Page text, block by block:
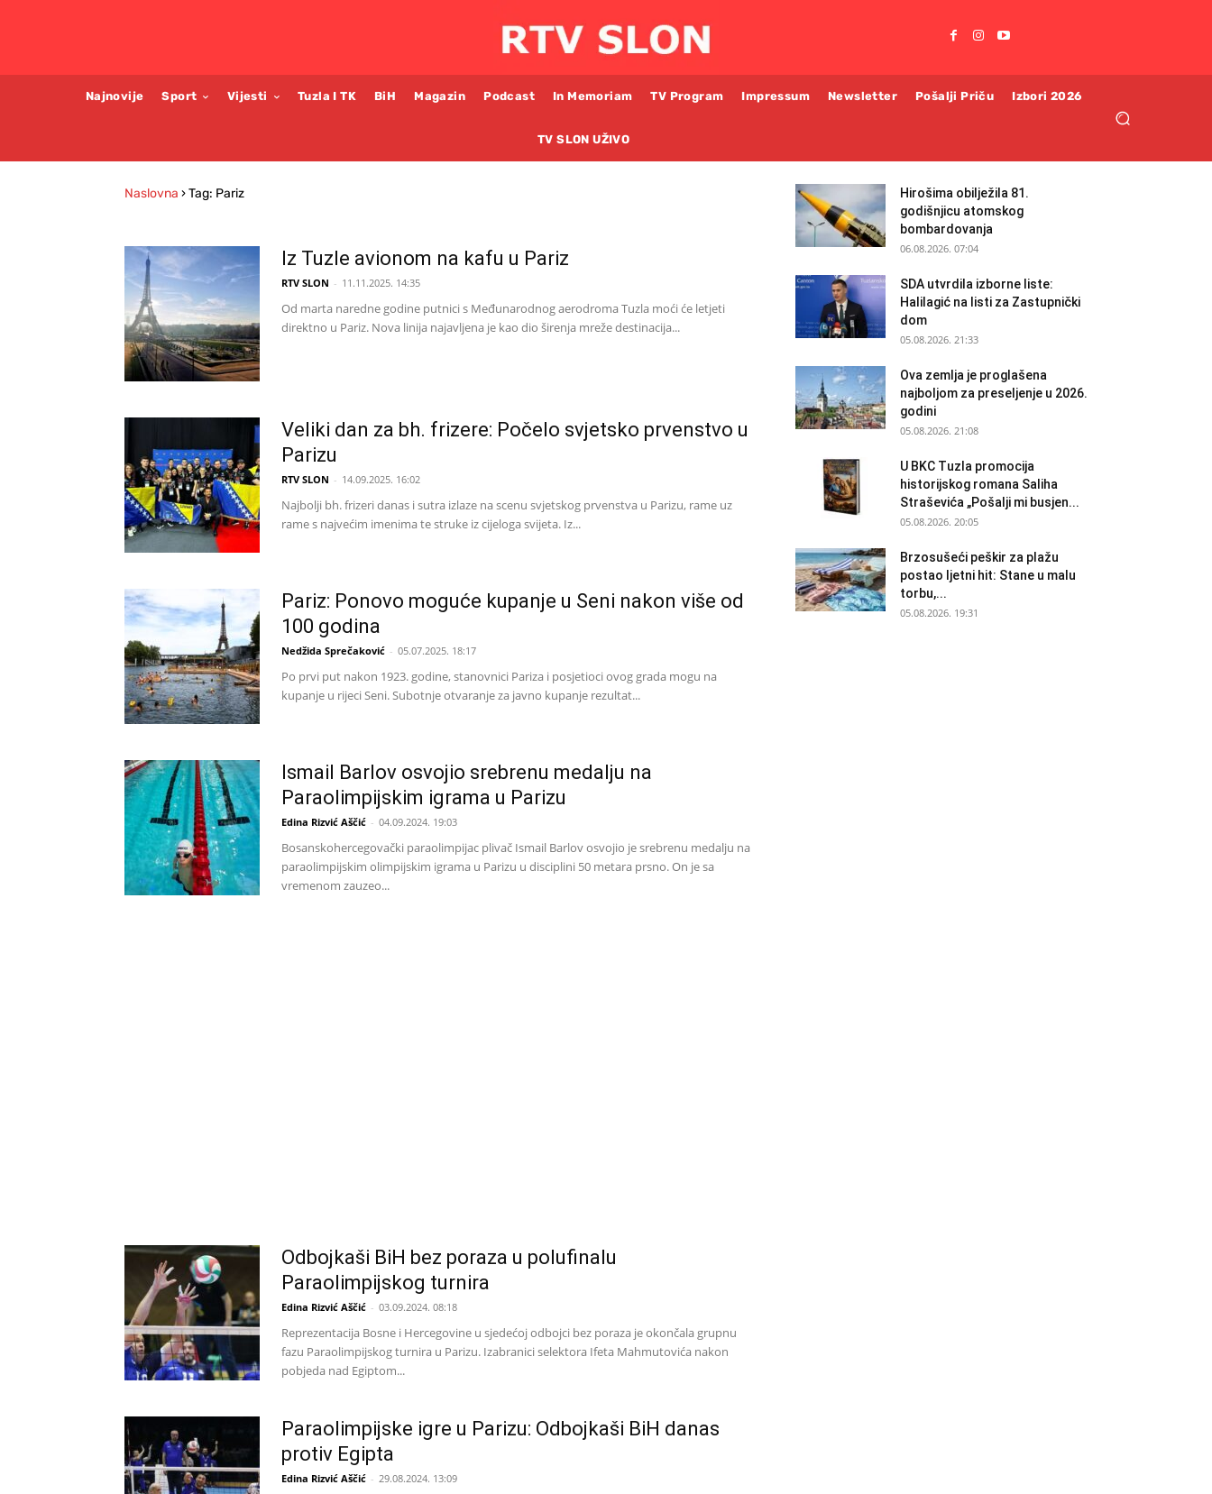
Najnovije Sport Vijesti Tuzla I TK BiH Magazin Podcast In Memoriam TV Program Impressum Newsletter Pošalji Priču Izbori 2026
TV SLON UŽIVO
Naslovna ›Tag: Pariz
Iz Tuzle avionom na kafu u Pariz
RTV SLON - 11.11.2025. 14:35
Od marta naredne godine putnici s Međunarodnog aerodroma Tuzla moći će letjeti
direktno u Pariz. Nova linija najavljena je kao dio širenja mreže destinacija...
Veliki dan za bh. frizere: Počelo svjetsko prvenstvo u
Parizu
RTV SLON - 14.09.2025. 16:02
Najbolji bh. frizeri danas i sutra izlaze na scenu svjetskog prvenstva u Parizu, rame uz
rame s najvećim imenima te struke iz cijeloga svijeta. Iz...
Pariz: Ponovo moguće kupanje u Seni nakon više od
100 godina
Nedžida Sprečaković - 05.07.2025. 18:17
Po prvi put nakon 1923. godine, stanovnici Pariza i posjetioci ovog grada mogu na
kupanje u rijeci Seni. Subotnje otvaranje za javno kupanje rezultat...
Ismail Barlov osvojio srebrenu medalju na
Paraolimpijskim igrama u Parizu
Edina Rizvić Aščić - 04.09.2024. 19:03
Bosanskohercegovački paraolimpijac plivač Ismail Barlov osvojio je srebrenu medalju na
paraolimpijskim olimpijskim igrama u Parizu u disciplini 50 metara prsno. On je sa
vremenom zauzeo...
Odbojkaši BiH bez poraza u polufinalu
Paraolimpijskog turnira
Edina Rizvić Aščić - 03.09.2024. 08:18
Reprezentacija Bosne i Hercegovine u sjedećoj odbojci bez poraza je okončala grupnu
fazu Paraolimpijskog turnira u Parizu. Izabranici selektora Ifeta Mahmutovića nakon
pobjeda nad Egiptom...
Paraolimpijske igre u Parizu: Odbojkaši BiH danas
protiv Egipta
Edina Rizvić Aščić - 29.08.2024. 13:09
Hirošima obilježila 81.
godišnjicu atomskog
bombardovanja
06.08.2026. 07:04
SDA utvrdila izborne liste:
Halilagić na listi za Zastupnički
dom
05.08.2026. 21:33
Ova zemlja je proglašena
najboljom za preseljenje u 2026.
godini
05.08.2026. 21:08
U BKC Tuzla promocija
historijskog romana Saliha
Straševića „Pošalji mi busjen...
05.08.2026. 20:05
Brzosušeći peškir za plažu
postao ljetni hit: Stane u malu
torbu,...
05.08.2026. 19:31